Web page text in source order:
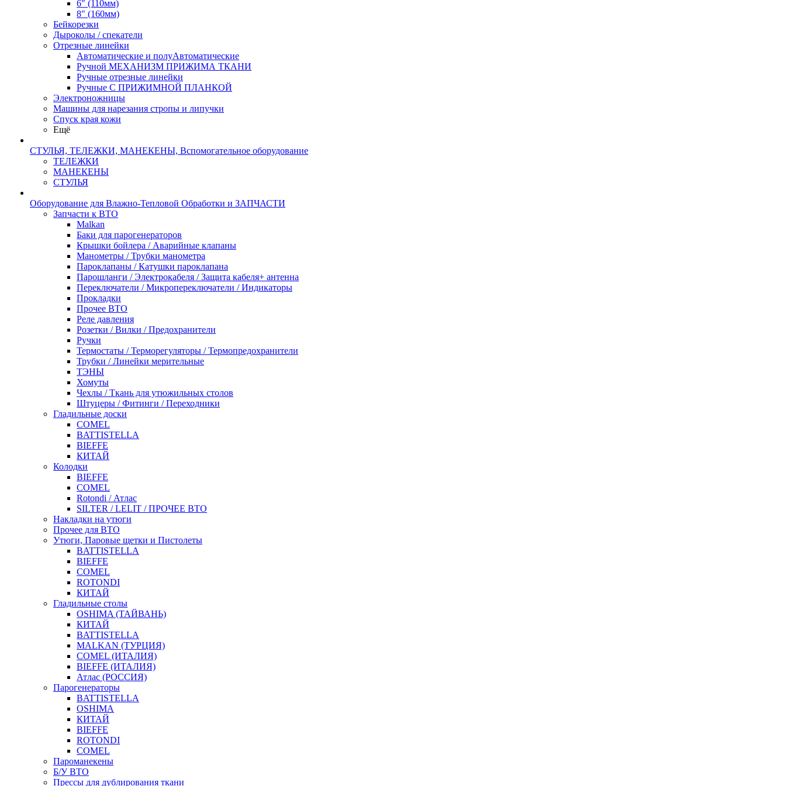
6" (110мм)
8" (160мм)
Бейкорезки
Дыроколы / спекатели
Отрезные линейки
Автоматические и полуАвтоматические
Ручной МЕХАНИЗМ ПРИЖИМА ТКАНИ
Ручные отрезные линейки
Ручные С ПРИЖИМНОЙ ПЛАНКОЙ
Электроножницы
Машины для нарезания стропы и липучки
Спуск края кожи
Ещё
СТУЛЬЯ, ТЕЛЕЖКИ, МАНЕКЕНЫ, Вспомогательное оборудование
ТЕЛЕЖКИ
МАНЕКЕНЫ
СТУЛЬЯ
Оборудование для Влажно-Тепловой Обработки и ЗАПЧАСТИ
Запчасти к ВТО
Malkan
Баки для парогенераторов
Крышки бойлера / Аварийные клапаны
Манометры / Трубки манометра
Пароклапаны / Катушки пароклапана
Парошланги / Электрокабеля / Защита кабеля+ антенна
Переключатели / Микропереключатели / Индикаторы
Прокладки
Прочее ВТО
Реле давления
Розетки / Вилки / Предохранители
Ручки
Термостаты / Терморегуляторы / Термопредохранители
Трубки / Линейки мерительные
ТЭНЫ
Хомуты
Чехлы / Ткань для утюжильных столов
Штуцеры / Фитинги / Переходники
Гладильные доски
COMEL
BATTISTELLA
BIEFFE
КИТАЙ
Колодки
BIEFFE
COMEL
Rotondi / Атлас
SILTER / LELIT / ПРОЧЕЕ ВТО
Накладки на утюги
Прочее для ВТО
Утюги, Паровые щетки и Пистолеты
BATTISTELLA
BIEFFE
COMEL
ROTONDI
КИТАЙ
Гладильные столы
OSHIMA (ТАЙВАНЬ)
КИТАЙ
BATTISTELLA
MALKAN (ТУРЦИЯ)
COMEL (ИТАЛИЯ)
BIEFFE (ИТАЛИЯ)
Атлас (РОССИЯ)
Парогенераторы
BATTISTELLA
OSHIMA
КИТАЙ
BIEFFE
ROTONDI
COMEL
Пароманекены
Б/У ВТО
Прессы для дублирования ткани